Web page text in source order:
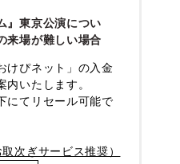
』東京公演につい
来場が難しい場合
けぴネット」の入金
内いたします。
にてリセール可能で
次ぎサービス推奨）